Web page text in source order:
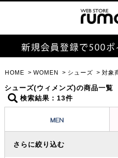
HOME WOMEN シューズ 対象
シューズ(ウィメンズ)の商品一覧
検索結果：13件
さらに絞り込む